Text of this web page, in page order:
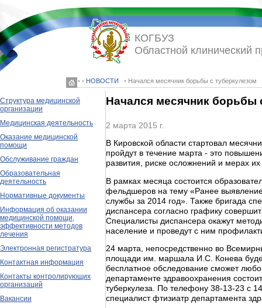
◦ ◦ НОВОСТИ ◦ Начался месячник борьбы с туберкулезом
КОГБУЗ
Областной клинический
Структура медицинской
организации
Медицинская деятельность
Оказание медицинской
помощи
Обслуживание граждан
Образовательная
деятельность
Нормативные документы
Информация об оказании
медицинской помощи,
эффективности методов
лечения
Электронная регистратура
Контактная информация
Контакты контролирующих
организаций
Вакансии
Начался месячник борьбы
2 марта 2015 г.
В Кировской области стартовал
пройдут в течение марта - это
развития, риске осложнений и мерах
В рамках месяца состоится
фельдшеров на тему «Ранее
службы за 2014 год». Также бригада
диспансера согласно графику
Специалисты диспансера окажут
население и проведут с ним
24 марта, непосредственно во
площади им. маршала И.С. Конева
бесплатное обследование сможет
департаменте здравоохранения
туберкулеза. По телефону 38-13-23 с
специалист фтизиатр департамента